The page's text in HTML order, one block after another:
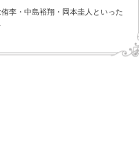
李・中島裕翔・岡本圭人といった